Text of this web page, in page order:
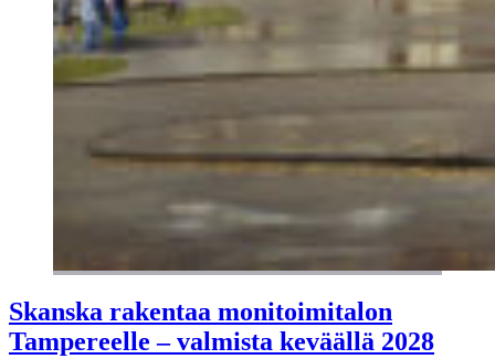
Skanska rakentaa monitoimitalon
Tampereelle – valmista keväällä 2028